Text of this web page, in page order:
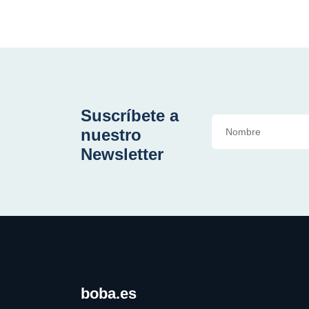
Suscríbete a
nuestro
Newsletter
boba.es